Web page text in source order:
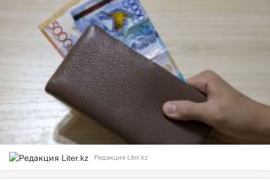
Редакция Liter.kz